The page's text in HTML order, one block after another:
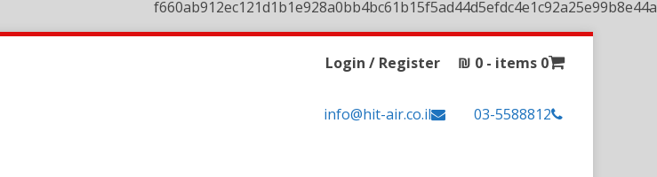
f660ab912ec121d1b1e928a0bb4bc61b15f5ad44d5efdc4e1c92a25e99b8e44a
0 items -
₪ 0
Login / Register
03-5588812
info@hit-air.co.il